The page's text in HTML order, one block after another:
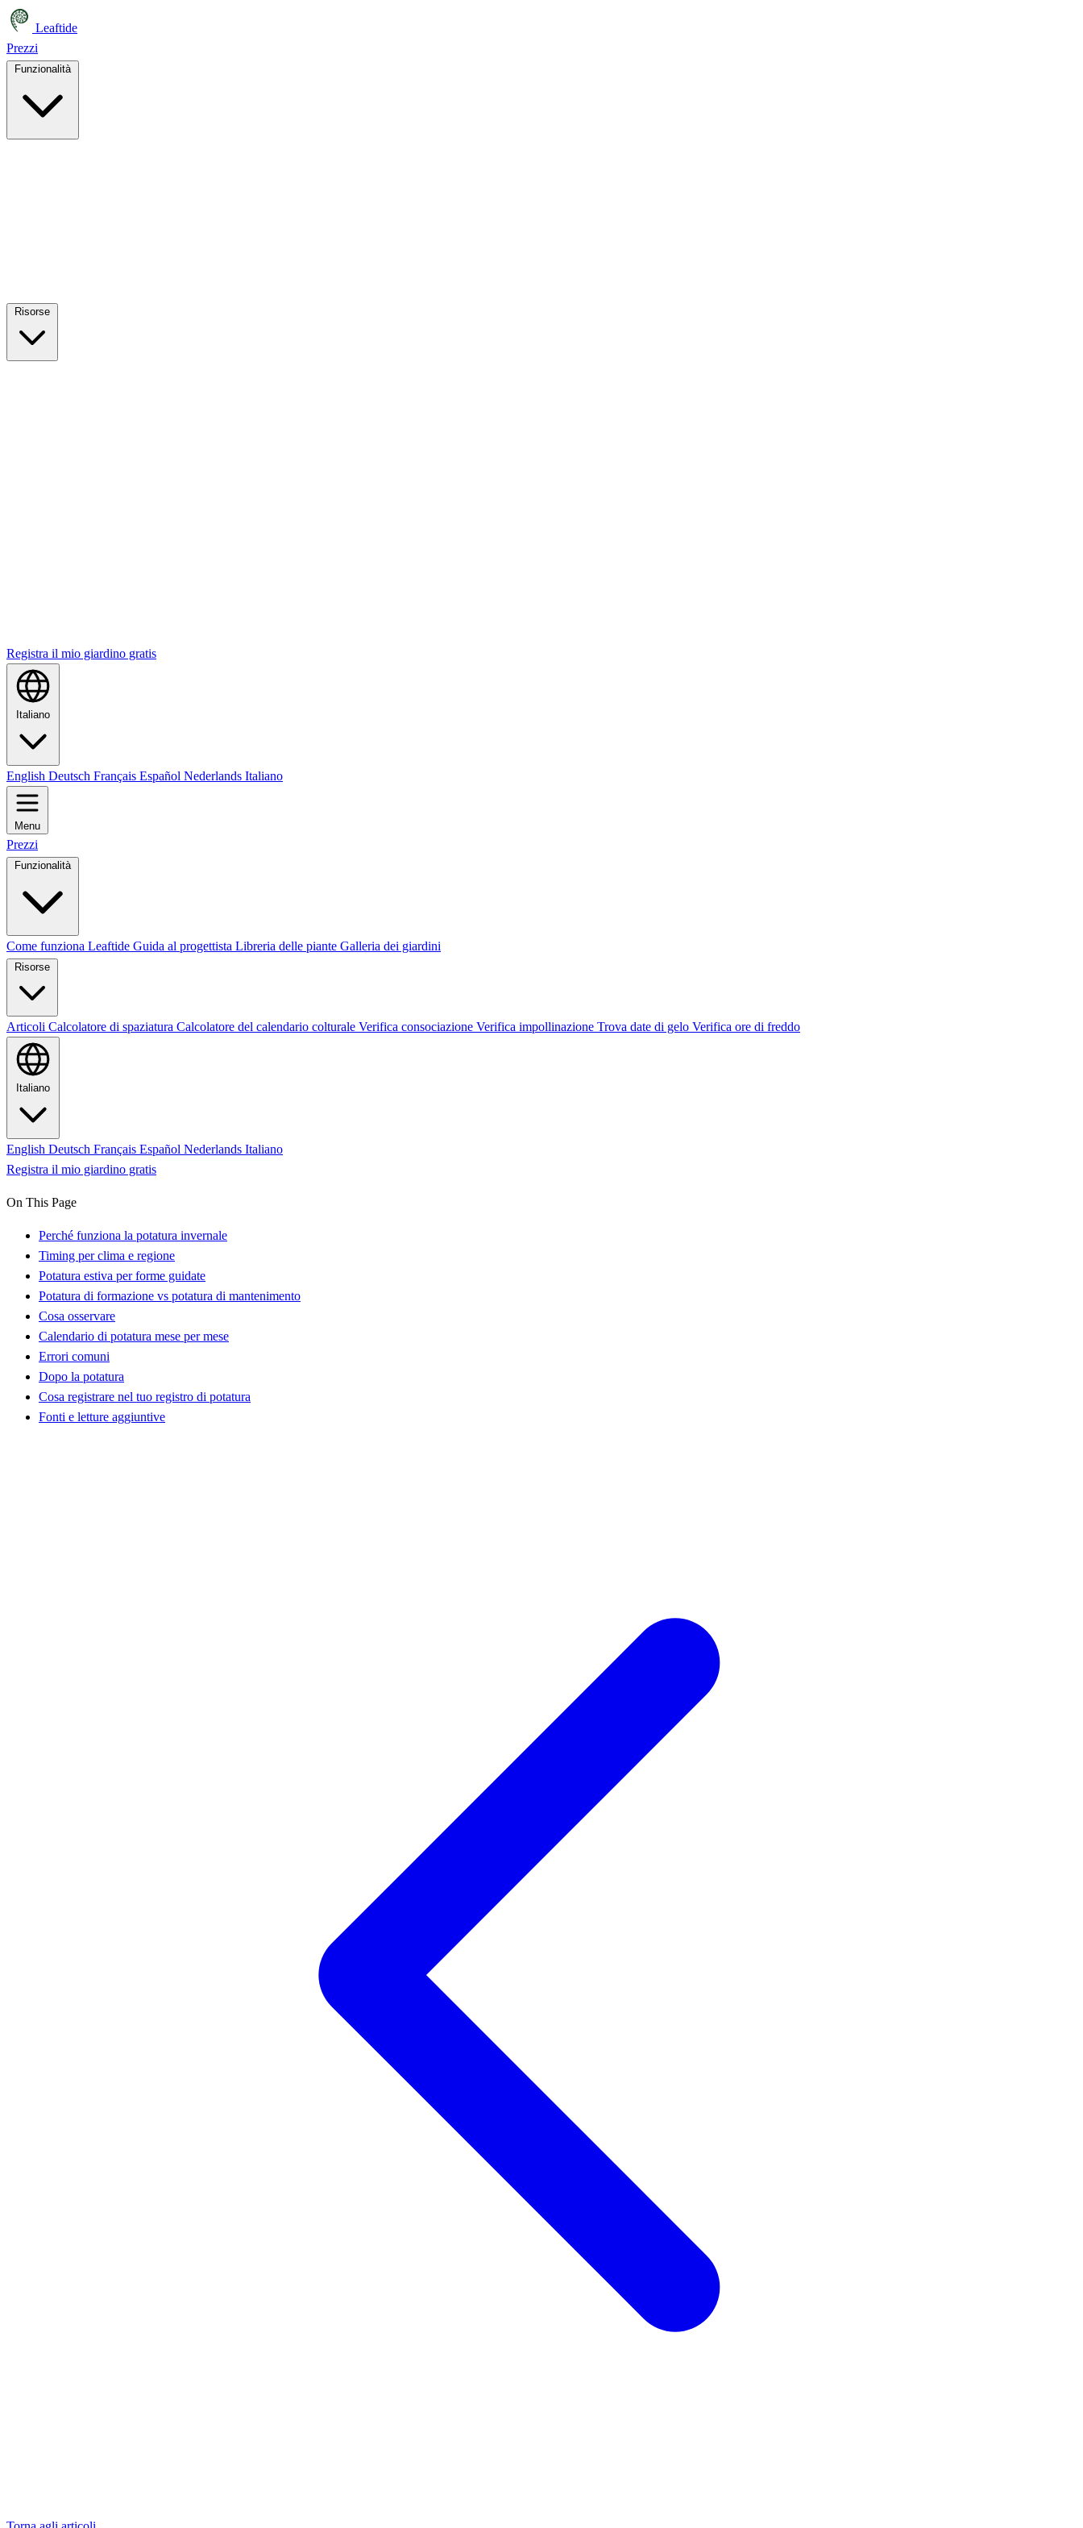
Leaftide
Prezzi
Funzionalità
Registra il mio giardino gratis
Italiano
English Deutsch Français Español Nederlands Italiano
Menu
Prezzi
Funzionalità
Come funziona Leaftide Guida al progettista Libreria delle piante Galleria dei giardini
Risorse
Articoli Calcolatore di spaziatura Calcolatore del calendario colturale Verifica consociazione Verifica impollinazione Trova date di gelo Verifica ore di freddo
Italiano
English Deutsch Français Español Nederlands Italiano
Registra il mio giardino gratis
On This Page
Perché funziona la potatura invernale
Timing per clima e regione
Potatura estiva per forme guidate
Potatura di formazione vs potatura di mantenimento
Cosa osservare
Calendario di potatura mese per mese
Errori comuni
Dopo la potatura
Cosa registrare nel tuo registro di potatura
Fonti e letture aggiuntive